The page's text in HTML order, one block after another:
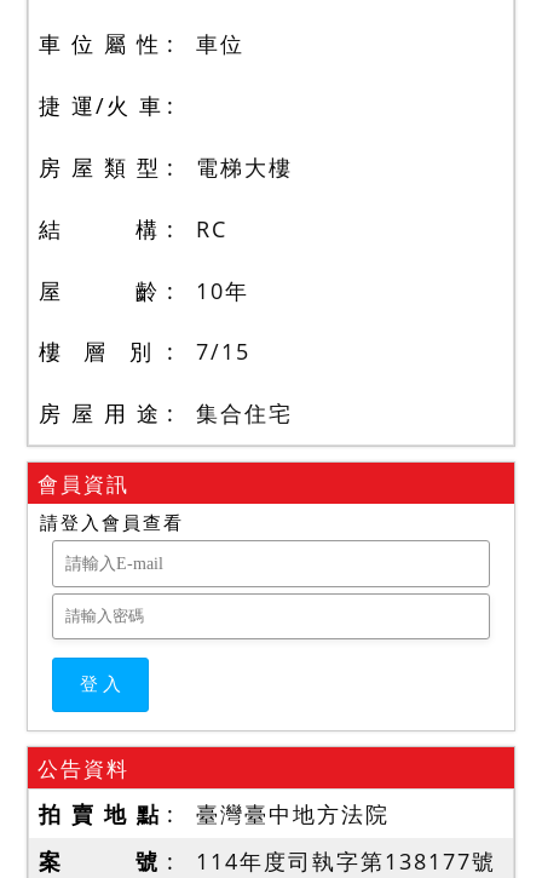
車 位 屬 性 車位
捷 運/火 車
房 屋 類 型 電梯大樓
結 構 RC
屋 齡 10年
樓 層 別 7/15
房 屋 用 途 集合住宅
會員資訊
請登入會員查看
公告資料
拍 賣 地 點
臺灣臺中地方法院
案 號
114年度司執字第138177號